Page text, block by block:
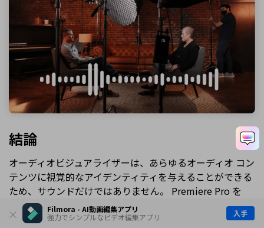
Filmora - AI動画編集アプリ
強力でシンプルなビデオ編集アプリ
入手
結論
オーディオビジュアライザーは、あらゆるオーディオ コン
テンツに視覚的なアイデンティティを与えることができる
ため、サウンドだけではありません。 Premiere Pro を
After Effects と一緒に使用するか、プラグインを使用して
Premiere Pro 内に直接作成するか、Premiere Pro オーデ